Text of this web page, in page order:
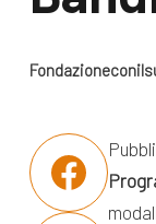
Bilancio di
News e